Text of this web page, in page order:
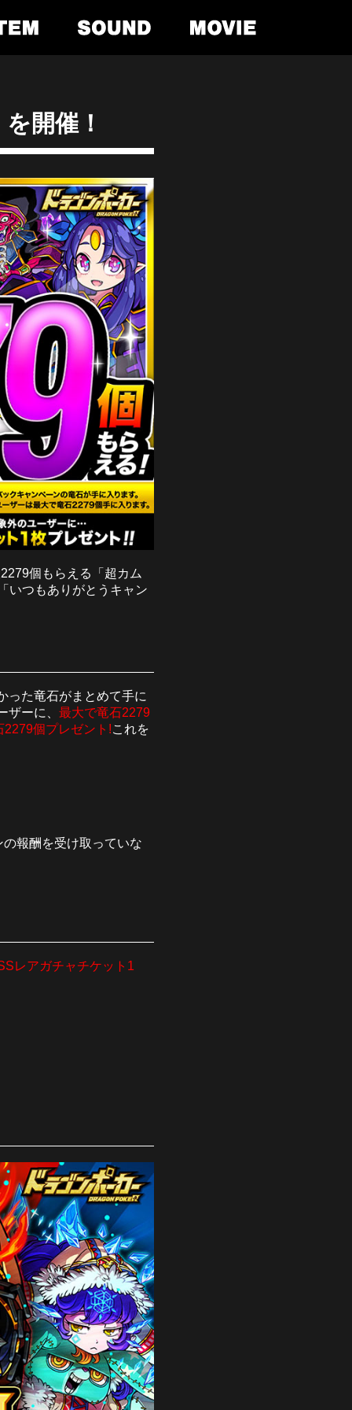
開催！
個もらえる「超カム
いつもありがとうキャン
った竜石がまとめて手に
ーに、 最大で竜石2279
個プレゼント!これを
報酬を受け取っていな
レアガチャチケット1